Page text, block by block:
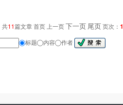
共11篇文章 首页 上一页下一页 尾页页次： 1
标题 内容 作者